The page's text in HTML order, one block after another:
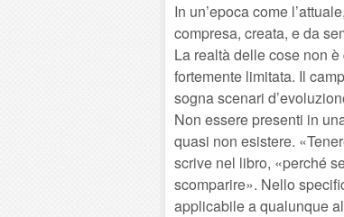
In un’epoca come
compresa, creata, e da
La realtà delle cose non
fortemente limitata. Il
sogna scenari
Non essere presenti in
quasi non esistere.
scrive nel libro, «perché
scomparire». Nello
applicabile a qualunque